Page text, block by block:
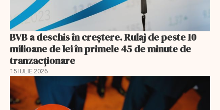
BVB a deschis în creştere. Rulaj de peste 10
milioane de lei în primele 45 de minute de
tranzacționare
15 IULIE 2026